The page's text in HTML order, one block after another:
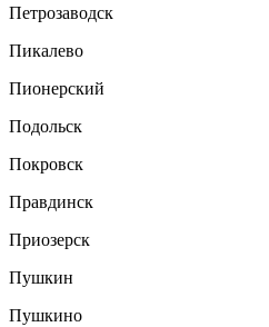
Петрозаводск
Пикалево
Пионерский
Подольск
Покровск
Правдинск
Приозерск
Пушкин
Пушкино